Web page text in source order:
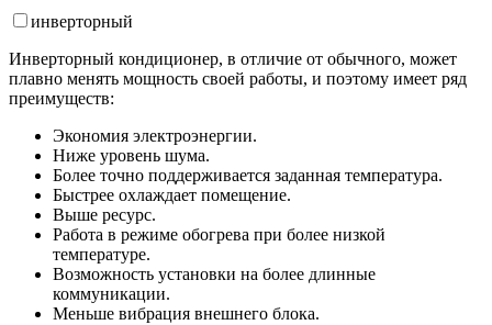
инверторный
Инверторный кондиционер, в отличие от обычного, может
плавно менять мощность своей работы, и поэтому имеет ряд
преимуществ:
Экономия электроэнергии.
Ниже уровень шума.
Более точно поддерживается заданная температура.
Быстрее охлаждает помещение.
Выше ресурс.
Работа в режиме обогрева при более низкой
температуре.
Возможность установки на более длинные
коммуникации.
Меньше вибрация внешнего блока.